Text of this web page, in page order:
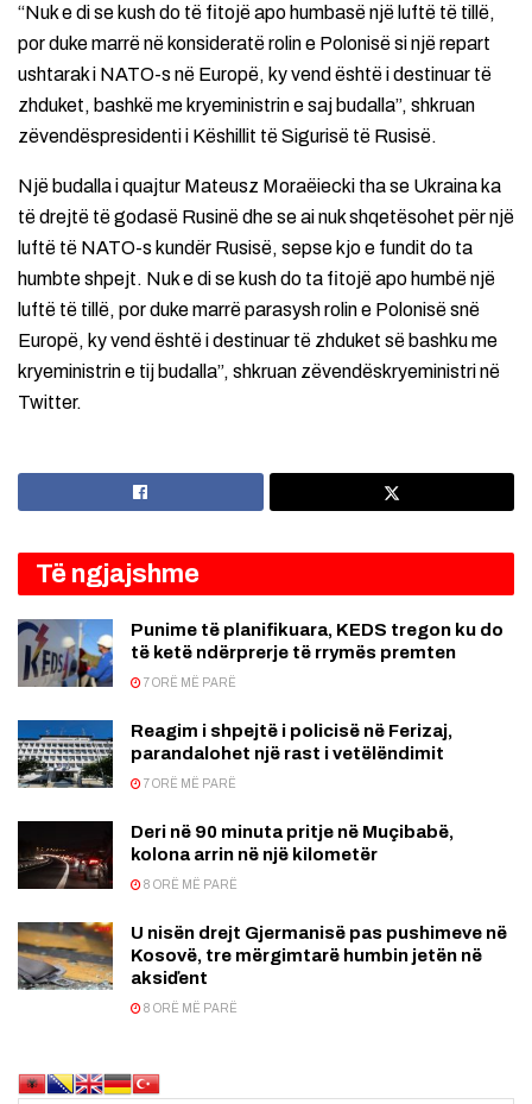
“Nuk e di se kush do të fitojë apo humbasë një luftë të tillë,
por duke marrë në konsideratë rolin e Polonisë si një repart
ushtarak i NATO-s në Europë, ky vend është i destinuar të
zhduket, bashkë me kryeministrin e saj budalla”, shkruan
zëvendëspresidenti i Këshillit të Sigurisë të Rusisë.
Një budalla i quajtur Mateusz Moraëiecki tha se Ukraina ka
të drejtë të godasë Rusinë dhe se ai nuk shqetësohet për një
luftë të NATO-s kundër Rusisë, sepse kjo e fundit do ta
humbte shpejt. Nuk e di se kush do ta fitojë apo humbë një
luftë të tillë, por duke marrë parasysh rolin e Polonisë snë
Europë, ky vend është i destinuar të zhduket së bashku me
kryeministrin e tij budalla”, shkruan zëvendëskryeministri në
Twitter.
Të ngjajshme
Punime të planifikuara, KEDS tregon ku do
të ketë ndërprerje të rrymës premten
7 ORË MË PARË
Reagim i shpejtë i policisë në Ferizaj,
parandalohet një rast i vetëlëndimit
7 ORË MË PARË
Deri në 90 minuta pritje në Muçibabë,
kolona arrin në një kilometër
8 ORË MË PARË
U nisën drejt Gjermanisë pas pushimeve në
Kosovë, tre mërgimtarë humbin jetën në
aksiďent
8 ORË MË PARË